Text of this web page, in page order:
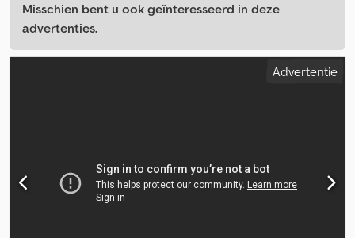
Misschien bent u ook geïnteresseerd in deze
advertenties.
Advertentie